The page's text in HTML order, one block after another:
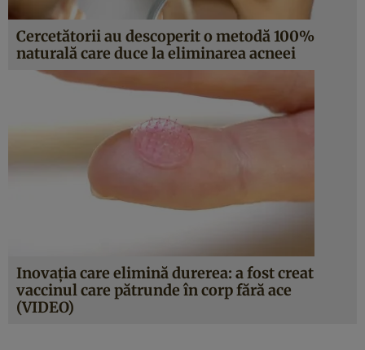
Cercetătorii au descoperit o metodă 100%
naturală care duce la eliminarea acneei
Inovaţia care elimină durerea: a fost creat
vaccinul care pătrunde în corp fără ace
(VIDEO)